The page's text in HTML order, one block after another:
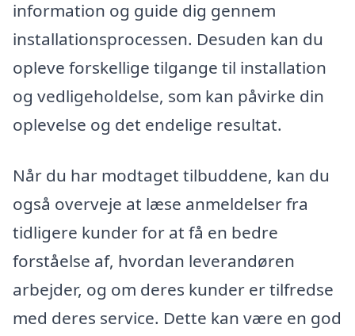
information og guide dig gennem
installationsprocessen. Desuden kan du
opleve forskellige tilgange til installation
og vedligeholdelse, som kan påvirke din
oplevelse og det endelige resultat.
Når du har modtaget tilbuddene, kan du
også overveje at læse anmeldelser fra
tidligere kunder for at få en bedre
forståelse af, hvordan leverandøren
arbejder, og om deres kunder er tilfredse
med deres service. Dette kan være en god